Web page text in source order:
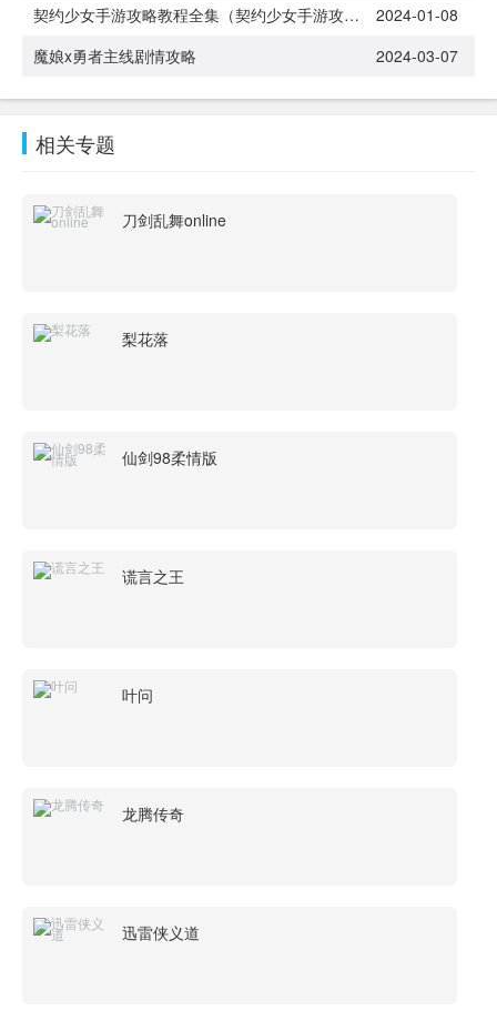
契约少女手游攻略教程全集（契约少女手游攻略教程全集免费观看）
2024-01-08
魔娘x勇者主线剧情攻略
2024-03-07
相关专题
刀剑乱舞online
梨花落
仙剑98柔情版
谎言之王
叶问
龙腾传奇
迅雷侠义道